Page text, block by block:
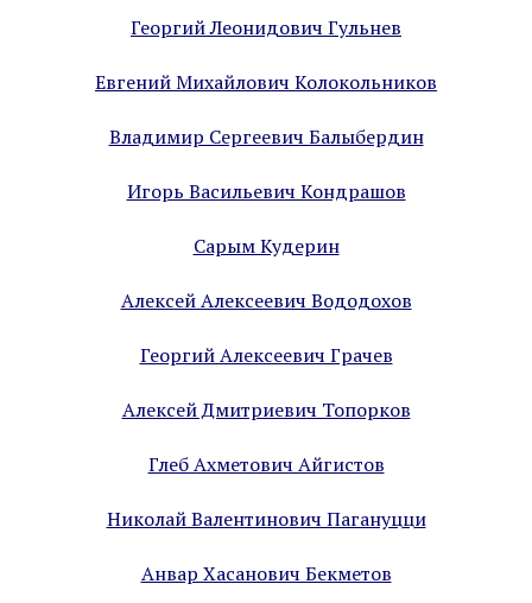
Георгий Леонидович Гульнев
Евгений Михайлович Колокольников
Владимир Сергеевич Балыбердин
Игорь Васильевич Кондрашов
Сарым Кудерин
Алексей Алексеевич Вододохов
Георгий Алексеевич Грачев
Алексей Дмитриевич Топорков
Глеб Ахметович Айгистов
Николай Валентинович Пагануцци
Анвар Хасанович Бекметов